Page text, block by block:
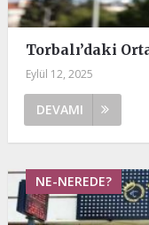
Torbalı’daki
Eylül 12, 2025
DEVAMI
NE-NEREDE?